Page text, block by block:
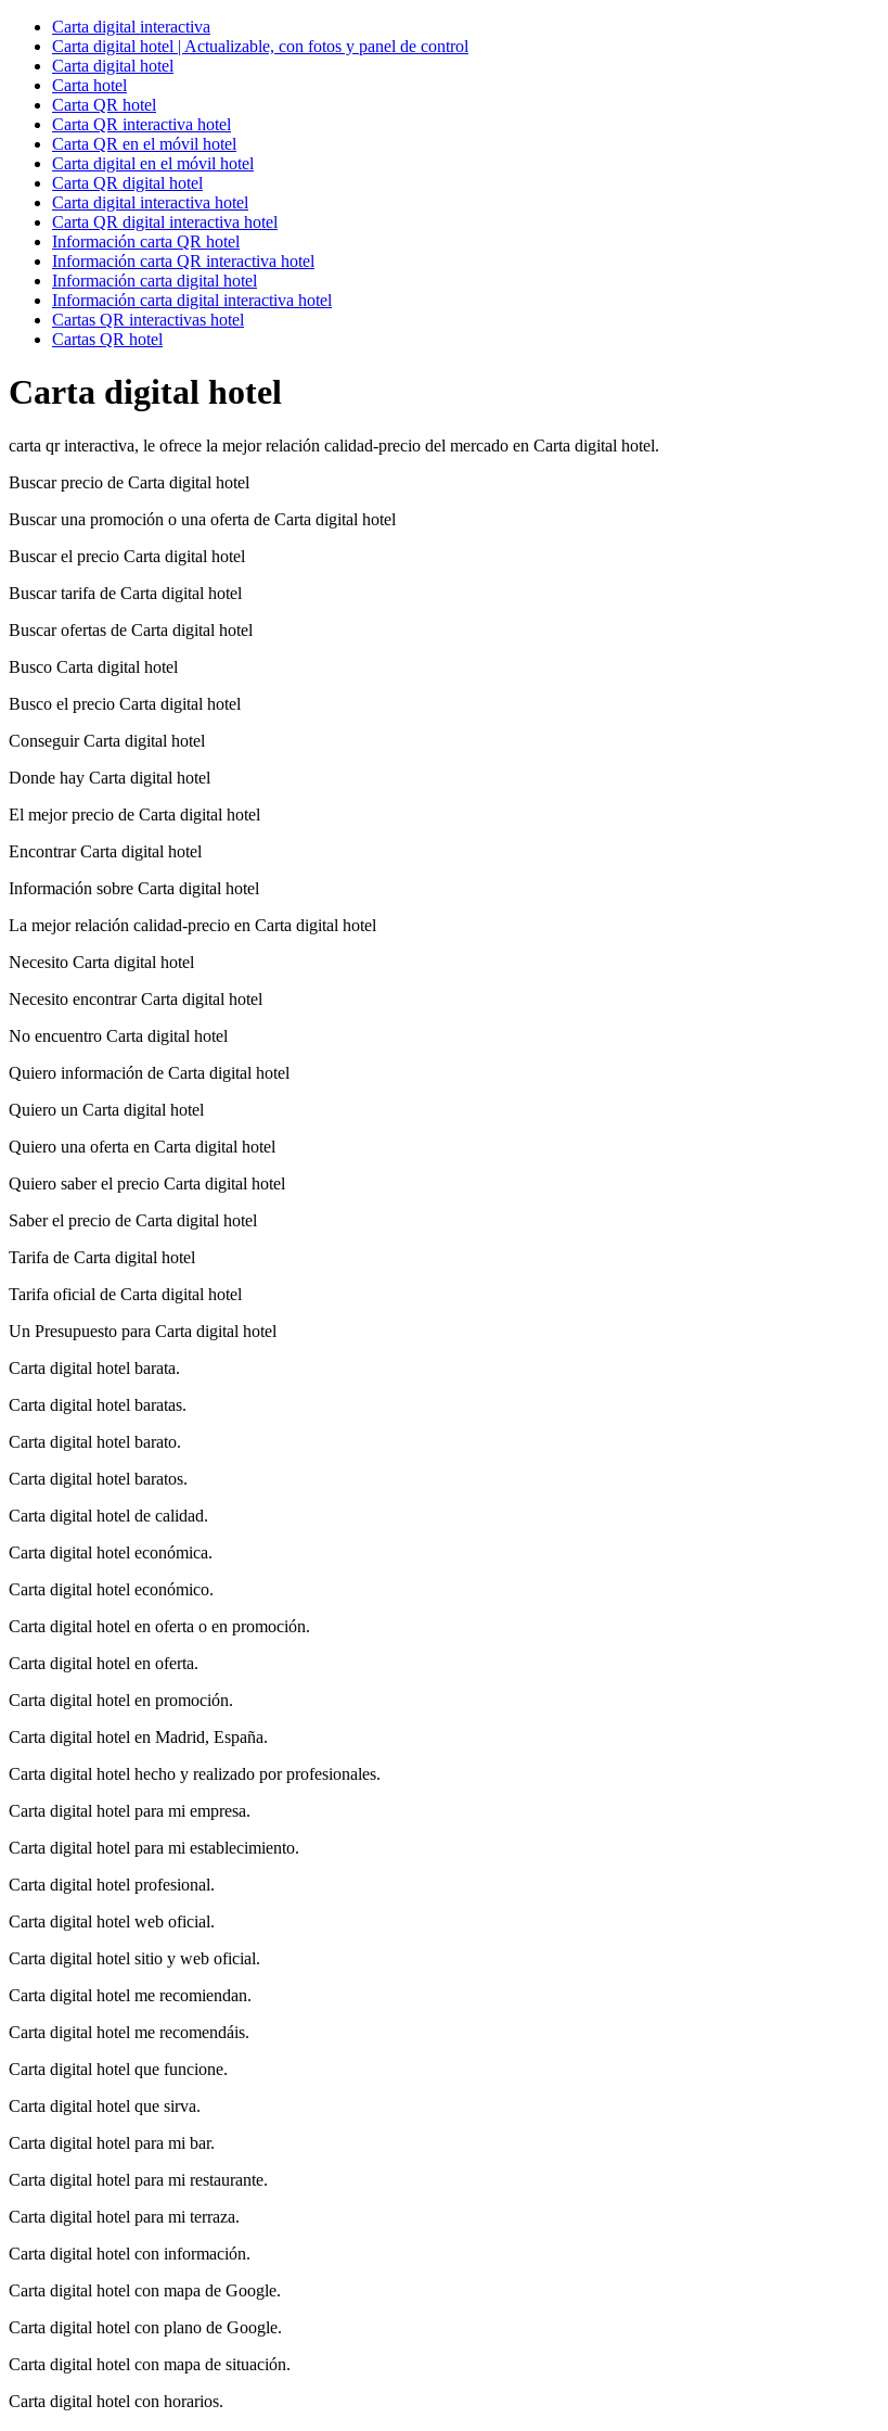
Carta digital interactiva
Carta digital hotel | Actualizable, con fotos y panel de control
Carta digital hotel
Carta hotel
Carta QR hotel
Carta QR interactiva hotel
Carta QR en el móvil hotel
Carta digital en el móvil hotel
Carta QR digital hotel
Carta digital interactiva hotel
Carta QR digital interactiva hotel
Información carta QR hotel
Información carta QR interactiva hotel
Información carta digital hotel
Información carta digital interactiva hotel
Cartas QR interactivas hotel
Cartas QR hotel
Carta digital hotel
carta qr interactiva, le ofrece la mejor relación calidad-precio del mercado en Carta digital hotel.
Buscar precio de Carta digital hotel
Buscar una promoción o una oferta de Carta digital hotel
Buscar el precio Carta digital hotel
Buscar tarifa de Carta digital hotel
Buscar ofertas de Carta digital hotel
Busco Carta digital hotel
Busco el precio Carta digital hotel
Conseguir Carta digital hotel
Donde hay Carta digital hotel
El mejor precio de Carta digital hotel
Encontrar Carta digital hotel
Información sobre Carta digital hotel
La mejor relación calidad-precio en Carta digital hotel
Necesito Carta digital hotel
Necesito encontrar Carta digital hotel
No encuentro Carta digital hotel
Quiero información de Carta digital hotel
Quiero un Carta digital hotel
Quiero una oferta en Carta digital hotel
Quiero saber el precio Carta digital hotel
Saber el precio de Carta digital hotel
Tarifa de Carta digital hotel
Tarifa oficial de Carta digital hotel
Un Presupuesto para Carta digital hotel
Carta digital hotel barata.
Carta digital hotel baratas.
Carta digital hotel barato.
Carta digital hotel baratos.
Carta digital hotel de calidad.
Carta digital hotel económica.
Carta digital hotel económico.
Carta digital hotel en oferta o en promoción.
Carta digital hotel en oferta.
Carta digital hotel en promoción.
Carta digital hotel en Madrid, España.
Carta digital hotel hecho y realizado por profesionales.
Carta digital hotel para mi empresa.
Carta digital hotel para mi establecimiento.
Carta digital hotel profesional.
Carta digital hotel web oficial.
Carta digital hotel sitio y web oficial.
Carta digital hotel me recomiendan.
Carta digital hotel me recomendáis.
Carta digital hotel que funcione.
Carta digital hotel que sirva.
Carta digital hotel para mi bar.
Carta digital hotel para mi restaurante.
Carta digital hotel para mi terraza.
Carta digital hotel con información.
Carta digital hotel con mapa de Google.
Carta digital hotel con plano de Google.
Carta digital hotel con mapa de situación.
Carta digital hotel con horarios.